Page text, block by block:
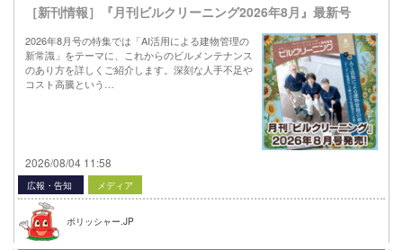
［新刊情報］『月刊ビルクリーニング2026年8月』最新号
2026年8月号の特集では「AI活用による建物管理の
新常識」をテーマに、これからのビルメンテナンス
のあり方を詳しくご紹介します。深刻な人手不足や
コスト高騰という…
2026/08/04 11:58
広報・告知 メディア
ポリッシャー.JP